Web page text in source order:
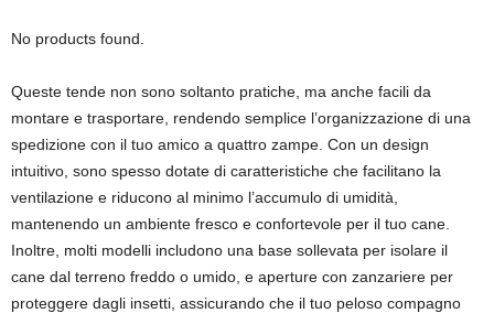
No products found.
Queste tende non sono soltanto pratiche, ma anche facili da
montare e trasportare, rendendo semplice l’organizzazione di una
spedizione con il tuo amico a quattro zampe. Con un design
intuitivo, sono spesso dotate di caratteristiche che facilitano la
ventilazione e riducono al minimo l’accumulo di umidità,
mantenendo un ambiente fresco e confortevole per il tuo cane.
Inoltre, molti modelli includono una base sollevata per isolare il
cane dal terreno freddo o umido, e aperture con zanzariere per
proteggere dagli insetti, assicurando che il tuo peloso compagno